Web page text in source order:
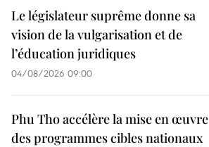
Le législateur suprême donne sa
vision de la vulgarisation et de
l’éducation juridiques
04/08/2026 09:00
Phu Tho accélère la mise en œuvre
des programmes cibles nationaux